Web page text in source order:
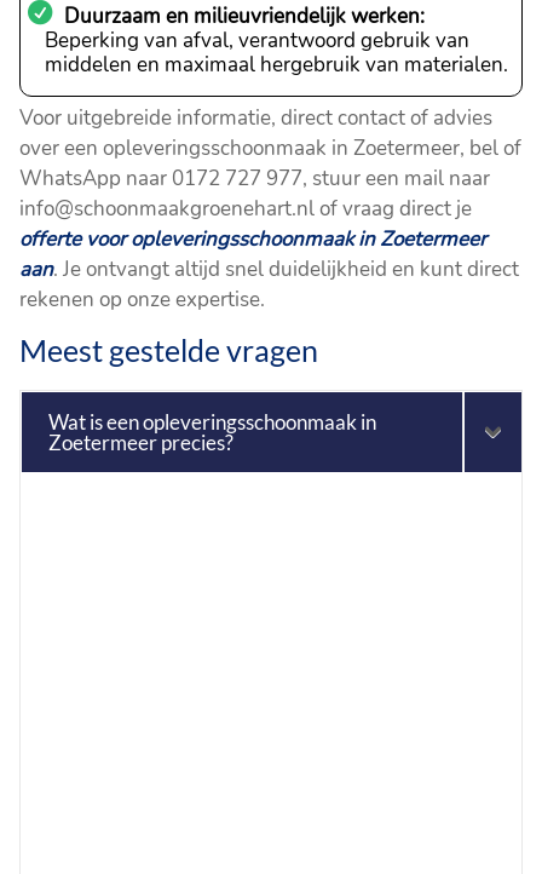
Duurzaam en milieuvriendelijk werken:
Beperking van afval, verantwoord gebruik van
middelen en maximaal hergebruik van materialen.
Voor uitgebreide informatie, direct contact of advies
over een opleveringsschoonmaak in Zoetermeer, bel of
WhatsApp naar 0172 727 977, stuur een mail naar
info@schoonmaakgroenehart.nl of vraag direct je
offerte voor opleveringsschoonmaak in Zoetermeer
aan. Je ontvangt altijd snel duidelijkheid en kunt direct
rekenen op onze expertise.
Meest gestelde vragen
Wat is een opleveringsschoonmaak in
Zoetermeer precies?